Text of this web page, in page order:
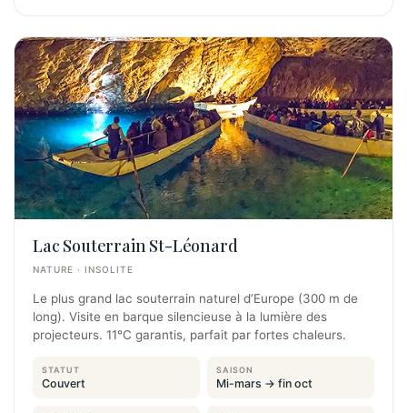
Lac Souterrain St-Léonard
NATURE · INSOLITE
Le plus grand lac souterrain naturel d’Europe (300 m de
long). Visite en barque silencieuse à la lumière des
projecteurs. 11°C garantis, parfait par fortes chaleurs.
STATUT
Couvert
SAISON
Mi-mars → fin oct